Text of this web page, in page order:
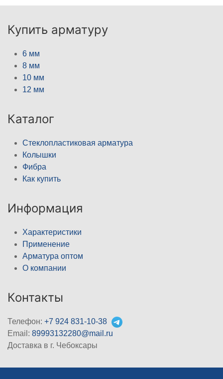
Купить арматуру
6 мм
8 мм
10 мм
12 мм
Каталог
Стеклопластиковая арматура
Колышки
Фибра
Как купить
Информация
Характеристики
Применение
Арматура оптом
О компании
Контакты
Телефон: +7 924 831-10-38
Email: 89993132280@mail.ru
Доставка в г. Чебоксары